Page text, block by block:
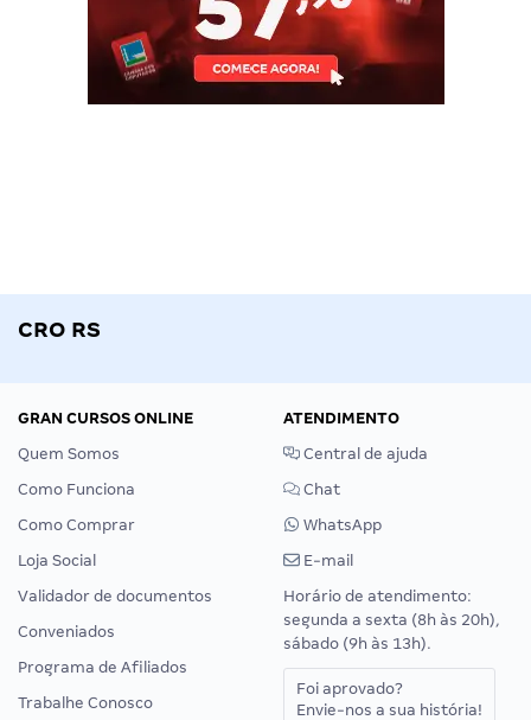
CRO RS
GRAN CURSOS ONLINE
Quem Somos
Como Funciona
Como Comprar
Loja Social
Validador de documentos
Conveniados
Programa de Afiliados
Trabalhe Conosco
ATENDIMENTO
Central de ajuda
Chat
WhatsApp
E-mail
Horário de atendimento:
segunda a sexta (8h às 20h),
sábado (9h às 13h).
Foi aprovado?
Envie-nos a sua história!